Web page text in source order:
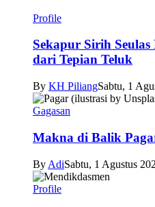
Profile
Sekapur Sirih
dari Tepian Teluk
By KH PiliangSabtu, 1
Gagasan
Makna di Balik
By AdiSabtu, 1 Agustus
Profile